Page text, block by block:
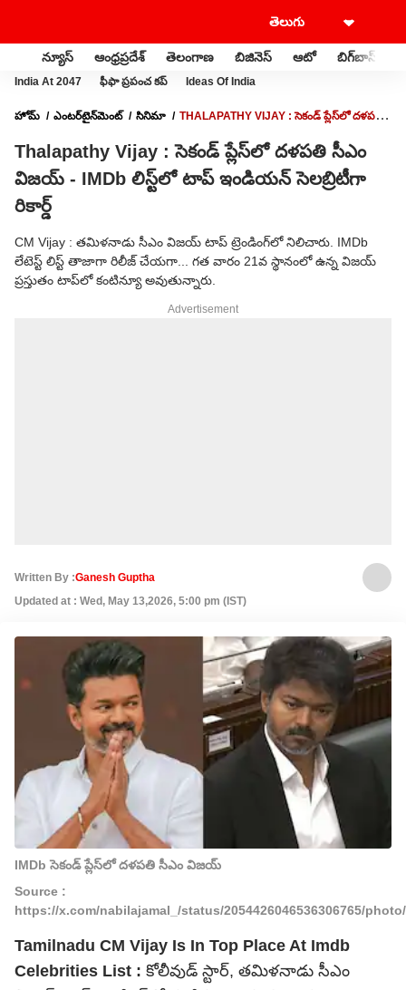
న్యూస్ ఆంధ్రప్రదేశ్ తెలంగాణ బిజినెస్ ఆటో బిగ్‌బాస్
India At 2047 ఫీఫా ప్రపంచ కప్ Ideas Of India
హోమ్ ఎంటర్‌టైన్‌మెంట్‌ సినిమా
THALAPATHY VIJAY : సెకండ్ ప్లేస్‌లో దళపతి
Thalapathy Vijay : సెకండ్ ప్లేస్‌లో దళపతి సీఎం
విజయ్ - IMDb లిస్ట్‌లో టాప్ ఇండియన్ సెలబ్రిటీగా
రికార్డ్
CM Vijay : తమిళనాడు సీఎం విజయ్ టాప్ ట్రెండింగ్‌లో నిలిచారు. IMDb
లేటెస్ట్ లిస్ట్ తాజాగా రిలీజ్ చేయగా... గత వారం 21వ స్థానంలో ఉన్న విజయ్
ప్రస్తుతం టాప్‌లో కంటిన్యూ అవుతున్నారు.
Advertisement
Written By :Ganesh Guptha
Updated at : Wed, May 13,2026, 5:00 pm (IST)
IMDb సెకండ్ ప్లేస్‌లో దళపతి సీఎం విజయ్
Source :
https://x.com/nabilajamal_/status/2054426046536306765/
Tamilnadu CM Vijay Is In Top Place At Imdb
Celebrities List : కోలీవుడ్ స్టార్, తమిళనాడు సీఎం